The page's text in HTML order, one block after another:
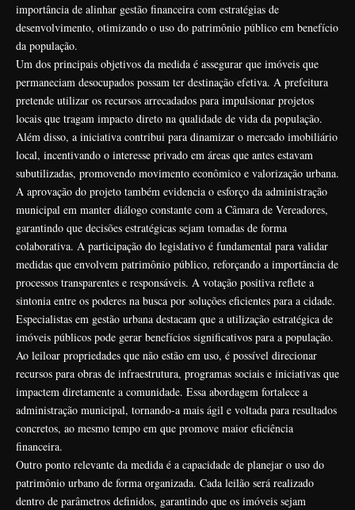
importância de alinhar gestão financeira com estratégias de
desenvolvimento, otimizando o uso do patrimônio público em benefício
da população.
Um dos principais objetivos da medida é assegurar que imóveis que
permaneciam desocupados possam ter destinação efetiva. A prefeitura
pretende utilizar os recursos arrecadados para impulsionar projetos
locais que tragam impacto direto na qualidade de vida da população.
Além disso, a iniciativa contribui para dinamizar o mercado imobiliário
local, incentivando o interesse privado em áreas que antes estavam
subutilizadas, promovendo movimento econômico e valorização urbana.
A aprovação do projeto também evidencia o esforço da administração
municipal em manter diálogo constante com a Câmara de Vereadores,
garantindo que decisões estratégicas sejam tomadas de forma
colaborativa. A participação do legislativo é fundamental para validar
medidas que envolvem patrimônio público, reforçando a importância de
processos transparentes e responsáveis. A votação positiva reflete a
sintonia entre os poderes na busca por soluções eficientes para a cidade.
Especialistas em gestão urbana destacam que a utilização estratégica de
imóveis públicos pode gerar benefícios significativos para a população.
Ao leiloar propriedades que não estão em uso, é possível direcionar
recursos para obras de infraestrutura, programas sociais e iniciativas que
impactem diretamente a comunidade. Essa abordagem fortalece a
administração municipal, tornando-a mais ágil e voltada para resultados
concretos, ao mesmo tempo em que promove maior eficiência
financeira.
Outro ponto relevante da medida é a capacidade de planejar o uso do
patrimônio urbano de forma organizada. Cada leilão será realizado
dentro de parâmetros definidos, garantindo que os imóveis sejam